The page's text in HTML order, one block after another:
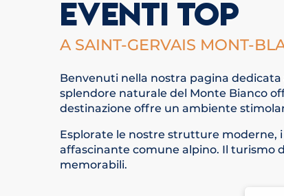
EVENTI TOP
A SAINT-GERVAIS MONT-
Benvenuti nella nostra pagina dedicata
splendore naturale del Monte Bianco
destinazione offre un ambiente
Esplorate le nostre strutture moderne,
affascinante comune alpino. Il turismo
memorabili.